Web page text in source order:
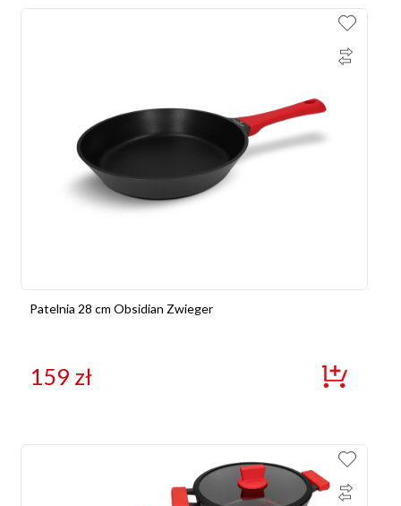
Patelnia 28 cm Obsidian Zwieger
159 zł